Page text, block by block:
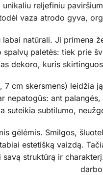
reljefiniu
vaza atrodo gyva,
natūrali. Ji primena
paletės: tiek prie
dekoro, kuris
cm skersmens) leidžia
nepatogūs: ant
suteikia subtilumo,
gėlėmis. Smilgos,
estetišką vaizdą.
struktūrą ir